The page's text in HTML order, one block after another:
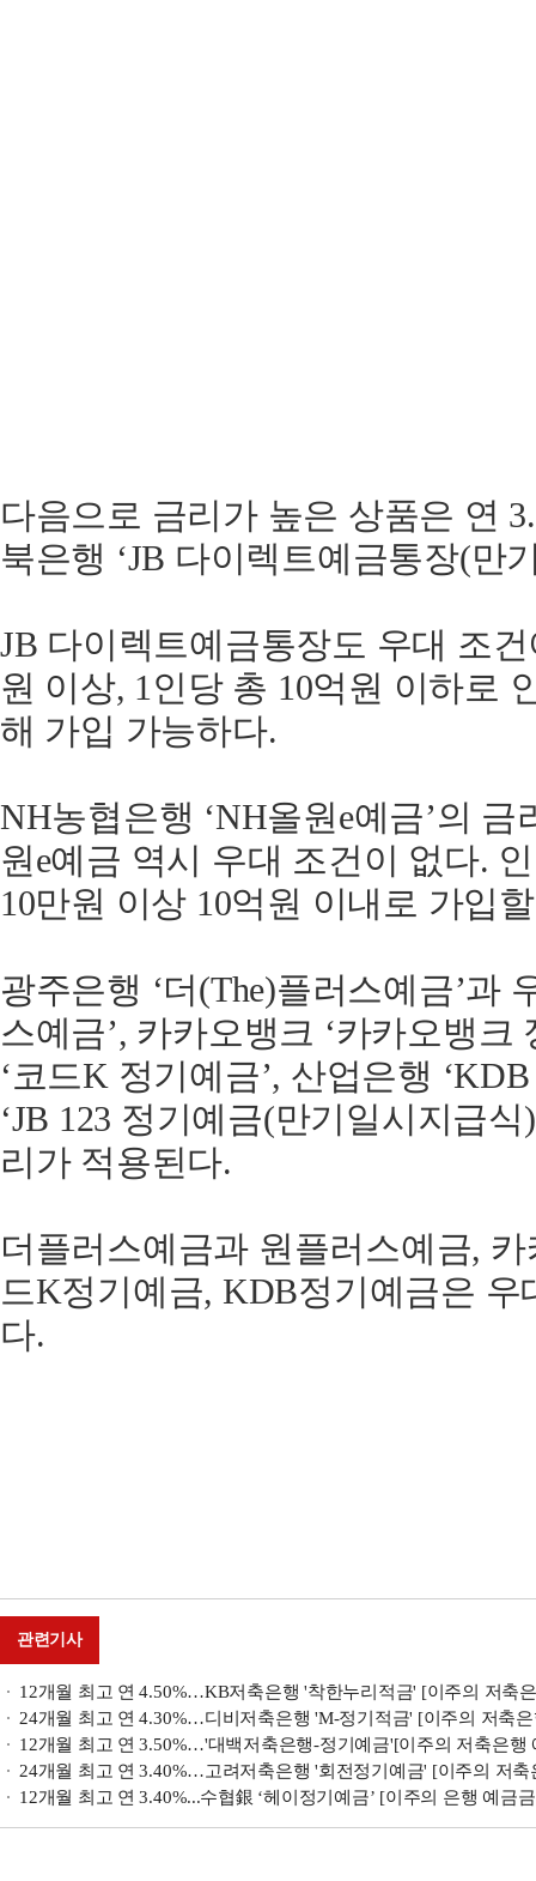
다음으로 금리가 높은 상품은 연
북은행 ‘JB 다이렉트예금통장(만
JB 다이렉트예금통장도 우대 조
원 이상, 1인당 총 10억원 이하로
해 가입 가능하다.
NH농협은행 ‘NH올원e예금’의 금
원e예금 역시 우대 조건이 없다.
10만원 이상 10억원 이내로 가입
광주은행 ‘더(The)플러스예금’과
스예금’, 카카오뱅크 ‘카카오뱅크
‘코드K 정기예금’, 산업은행
‘JB 123 정기예금(만기일시지급
리가 적용된다.
더플러스예금과 원플러스예금,
드K정기예금, KDB정기예금은 우
다.
관련기사
12개월 최고 연 4.50%…KB저축은행 '착한누리적금' [이주의 저축
24개월 최고 연 4.30%…디비저축은행 'M-정기적금' [이주의 저축
12개월 최고 연 3.50%…'대백저축은행-정기예금'[이주의 저축은행
24개월 최고 연 3.40%…고려저축은행 '회전정기예금' [이주의 저
12개월 최고 연 3.40%...수협銀 ‘헤이정기예금’ [이주의 은행 예금